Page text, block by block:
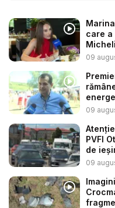
care
09
09
PVFI
de
09